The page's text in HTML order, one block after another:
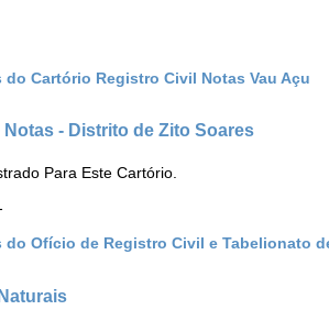
Cartório Registro Civil Notas Vau Açu
- Distrito de Zito Soares
Para Este Cartório.
Ofício de Registro Civil e Tabelionato